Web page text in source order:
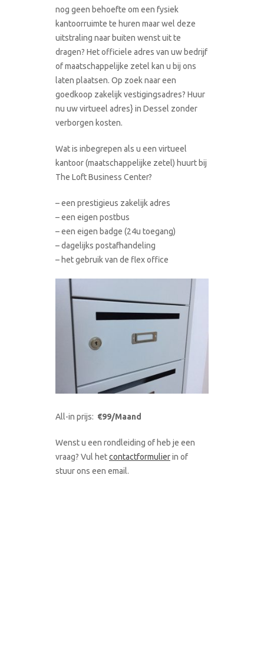
nog geen behoefte om een fysiek
kantoorruimte te huren maar wel deze
uitstraling naar buiten wenst uit te
dragen? Het officiele adres van uw bedrijf
of maatschappelijke zetel kan u bij ons
laten plaatsen. Op zoek naar een
goedkoop zakelijk vestigingsadres? Huur
nu uw virtueel adres} in Dessel zonder
verborgen kosten.
Wat is inbegrepen als u een virtueel
kantoor (maatschappelijke zetel) huurt bij
The Loft Business Center?
– een prestigieus zakelijk adres
– een eigen postbus
– een eigen badge (24u toegang)
– dagelijks postafhandeling
– het gebruik van de flex office
All-in prijs: €99/Maand
Wenst u een rondleiding of heb je een
vraag? Vul hetcontactformulierin of
stuur ons een email.